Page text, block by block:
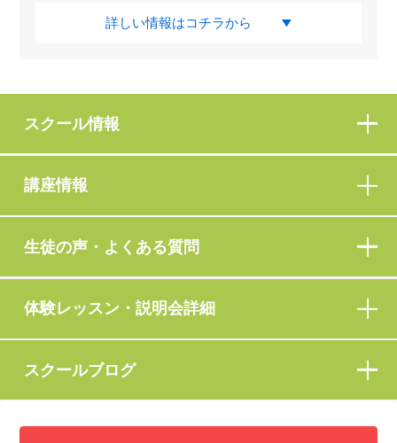
詳しい情報はコチラから
スクール情報
講座情報
生徒の声・よくある質問
体験レッスン・説明会詳細
スクールブログ